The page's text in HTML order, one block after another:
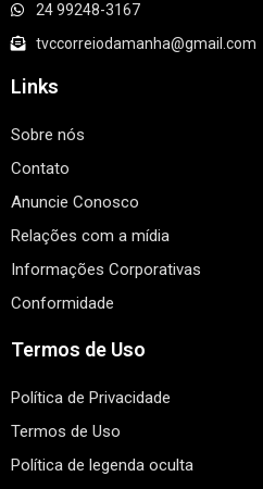
24 99248-3167
tvccorreiodamanha@gmail.com
Links
Sobre nós
Contato
Anuncie Conosco
Relações com a mídia
Informações Corporativas
Conformidade
Termos de Uso
Política de Privacidade
Termos de Uso
Política de legenda oculta